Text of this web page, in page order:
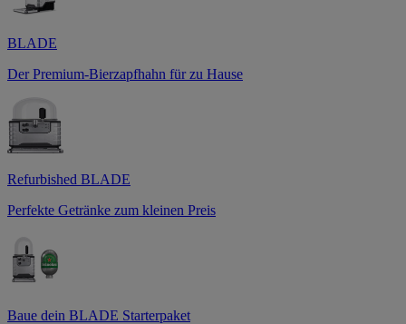
BLADE
Der Premium-Bierzapfhahn für zu Hause
Refurbished BLADE
Perfekte Getränke zum kleinen Preis
Baue dein BLADE Starterpaket